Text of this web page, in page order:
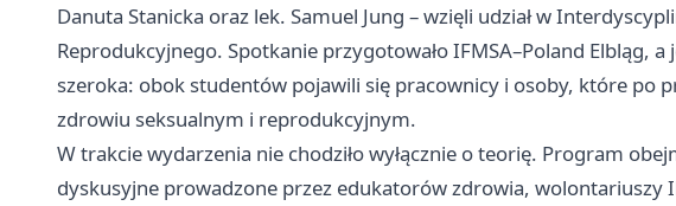
Danuta Stanicka oraz lek. Samuel Jung – wzięli udział w
Reprodukcyjnego. Spotkanie przygotowało IFMSA–Poland Elbląg, a
szeroka: obok studentów pojawili się pracownicy i osoby, które po
zdrowiu seksualnym i reprodukcyjnym.
W trakcie wydarzenia nie chodziło wyłącznie o teorię. Program
dyskusyjne prowadzone przez edukatorów zdrowia, wolontariuszy